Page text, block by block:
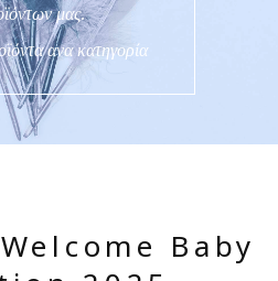
μας.
ανα κατηγορία
Baby